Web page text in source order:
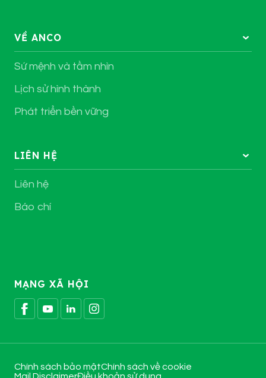
VỀ ANCO
Sứ mệnh và tầm nhìn
Lịch sử hình thành
Phát triển bền vững
LIÊN HỆ
Liên hệ
Báo chí
MẠNG XÃ HỘI
Chính sách bảo mậtChính sách về cookie